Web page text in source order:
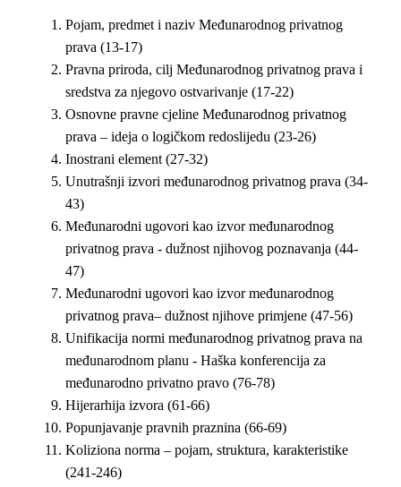
Pojam, predmet i naziv Međunarodnog privatnog
prava (13-17)
Pravna priroda, cilj Međunarodnog privatnog prava i
sredstva za njegovo ostvarivanje (17-22)
Osnovne pravne cjeline Međunarodnog privatnog
prava – ideja o logičkom redoslijedu (23-26)
Inostrani element (27-32)
Unutrašnji izvori međunarodnog privatnog prava (34-
43)
Međunarodni ugovori kao izvor međunarodnog
privatnog prava - dužnost njihovog poznavanja (44-
47)
Međunarodni ugovori kao izvor međunarodnog
privatnog prava– dužnost njihove primjene (47-56)
Unifikacija normi međunarodnog privatnog prava na
međunarodnom planu - Haška konferencija za
međunarodno privatno pravo (76-78)
Hijerarhija izvora (61-66)
Popunjavanje pravnih praznina (66-69)
Koliziona norma – pojam, struktura, karakteristike
(241-246)